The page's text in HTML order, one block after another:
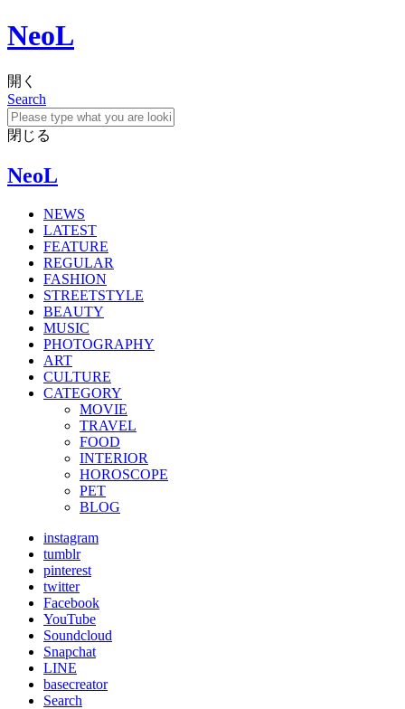
NeoL
開く
Search
閉じる
NeoL
NEWS
LATEST
FEATURE
REGULAR
FASHION
STREETSTYLE
BEAUTY
MUSIC
PHOTOGRAPHY
ART
CULTURE
CATEGORY
MOVIE
TRAVEL
FOOD
INTERIOR
HOROSCOPE
PET
BLOG
instagram
tumblr
pinterest
twitter
Facebook
YouTube
Soundcloud
Snapchat
LINE
basecreator
Search